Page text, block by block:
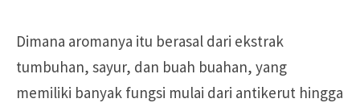
Dimana aromanya itu berasal dari ekstrak
tumbuhan, sayur, dan buah buahan, yang
memiliki banyak fungsi mulai dari antikerut hingga